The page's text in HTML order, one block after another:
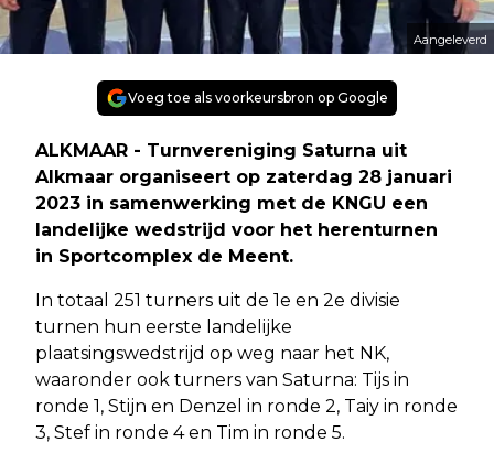
Aangeleverd
Voeg toe als voorkeursbron op Google
ALKMAAR - Turnvereniging Saturna uit
Alkmaar organiseert op zaterdag 28 januari
2023 in samenwerking met de KNGU een
landelijke wedstrijd voor het herenturnen
in Sportcomplex de Meent.
In totaal 251 turners uit de 1e en 2e divisie
turnen hun eerste landelijke
plaatsingswedstrijd op weg naar het NK,
waaronder ook turners van Saturna: Tijs in
ronde 1, Stijn en Denzel in ronde 2, Taiy in ronde
3, Stef in ronde 4 en Tim in ronde 5.